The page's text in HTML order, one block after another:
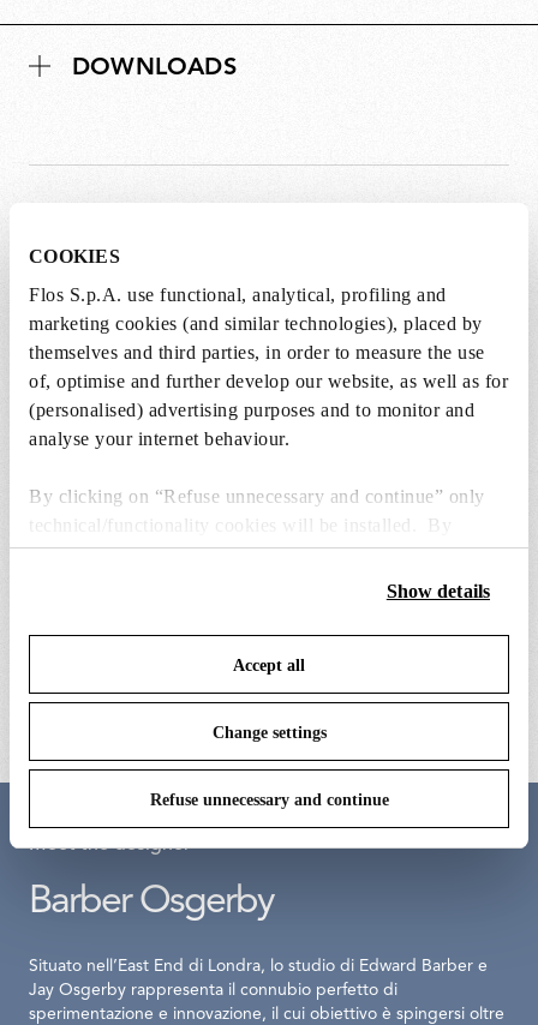
COOKIES
Flos S.p.A. use functional, analytical, profiling and
marketing cookies (and similar technologies), placed by
themselves and third parties, in order to measure the use
of, optimise and further develop our website, as well as for
(personalised) advertising purposes and to monitor and
analyse your internet behaviour.
By clicking on “Refuse unnecessary and continue” only
technical/functionality cookies will be installed. By
clicking on “Accept all” you consent to the use of all the
cookies. By clicking on “Change settings” you can accept
save your choices. You can modify your options anytime.
To know more refer to ourCookie Policy
Show details
Accept all
Change settings
Refuse unnecessary and continue
DOWNLOADS
€ 10,00
€ 72,00
Meet the designer
Barber Osgerby
Situato nell’East End di Londra, lo studio di Edward Barber e
Jay Osgerby rappresenta il connubio perfetto di
sperimentazione e innovazione, il cui obiettivo è spingersi oltre